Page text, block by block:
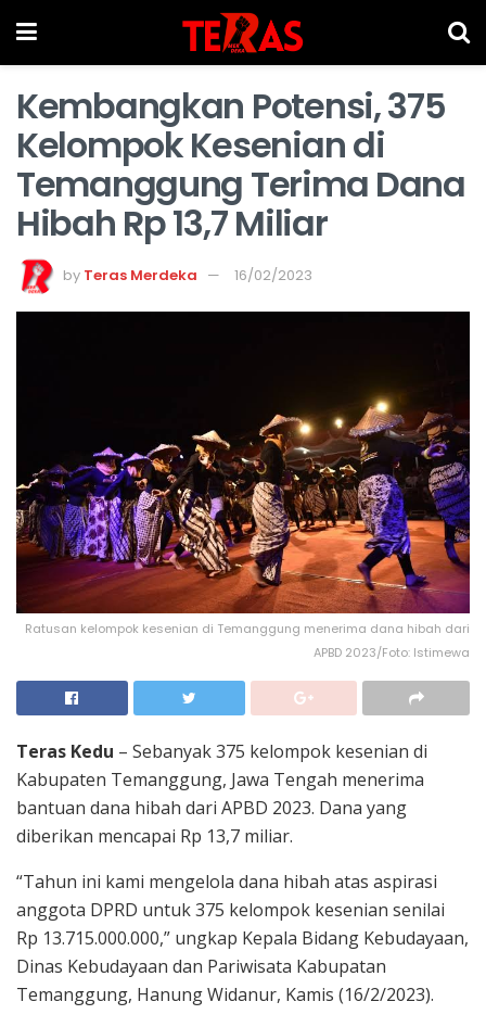
Kembangkan Potensi, 375
Kelompok Kesenian di
Temanggung Terima Dana
Hibah Rp 13,7 Miliar
by Teras Merdeka 16/02/2023
Ratusan kelompok kesenian di Temanggung menerima dana hibah dari
APBD 2023/Foto: Istimewa
Teras Kedu – Sebanyak 375 kelompok kesenian di
Kabupaten Temanggung, Jawa Tengah menerima
bantuan dana hibah dari APBD 2023. Dana yang
diberikan mencapai Rp 13,7 miliar.
“Tahun ini kami mengelola dana hibah atas aspirasi
anggota DPRD untuk 375 kelompok kesenian senilai
Rp 13.715.000.000,” ungkap Kepala Bidang Kebudayaan,
Dinas Kebudayaan dan Pariwisata Kabupatan
Temanggung, Hanung Widanur, Kamis (16/2/2023).